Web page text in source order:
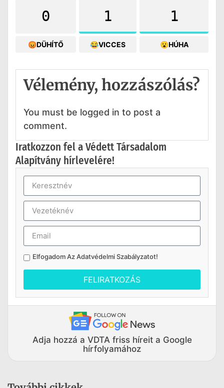
0
😡DÜHÍTŐ
1
😂VICCES
1
😮HÚHA
Vélemény, hozzászólás?
You must be logged in to post a
comment.
Iratkozzon fel a Védett Társadalom
Alapítvány hírlevelére!
Elfogadom AzAdatvédelmi Szabályzatot!
FELIRATKOZÁS
Adja hozzá a VDTA friss híreit a Google
hírfolyamához